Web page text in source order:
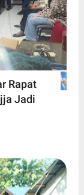
Rapat
Jadi